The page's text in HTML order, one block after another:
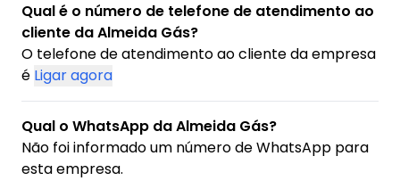
Qual é o número de telefone de atendimento ao
cliente da Almeida Gás?
O telefone de atendimento ao cliente da empresa
é Ligar agora
Qual o WhatsApp da Almeida Gás?
Não foi informado um número de WhatsApp para
esta empresa.